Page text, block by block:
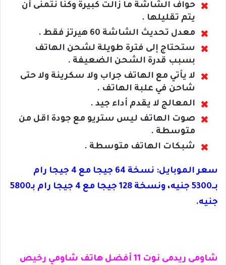
حواف الشاشة ما زالت كبيرة وكنا نتمنى أن
يتم تقليلها .
معدل تحديث الشاشة 60 هيرتز فقط .
ستحتاج إلى فترة طويلة لشحن الهاتف
بسبب قدرة الشحن الضعيفة .
لا يأتي مع الهاتف جراب ولا سكرينة ولا حتى
شاحن في علبة الهاتف .
المعالج لا يقدم أداء جيد .
صوت الهاتف ليس ستريو مع جودة اقل من
متوسطة .
شبكات الهاتف متوسطة .
سعر الموبايل: نسخة 64 جيجا مع 4 جيجا رام
بــ5300 جنيه، ونسخة 128 جيجا مع 4 جيجا رام بـ5800
جنيه.
شاومى ريدمى نوت 11 أفضل هاتف شاومي رخيص